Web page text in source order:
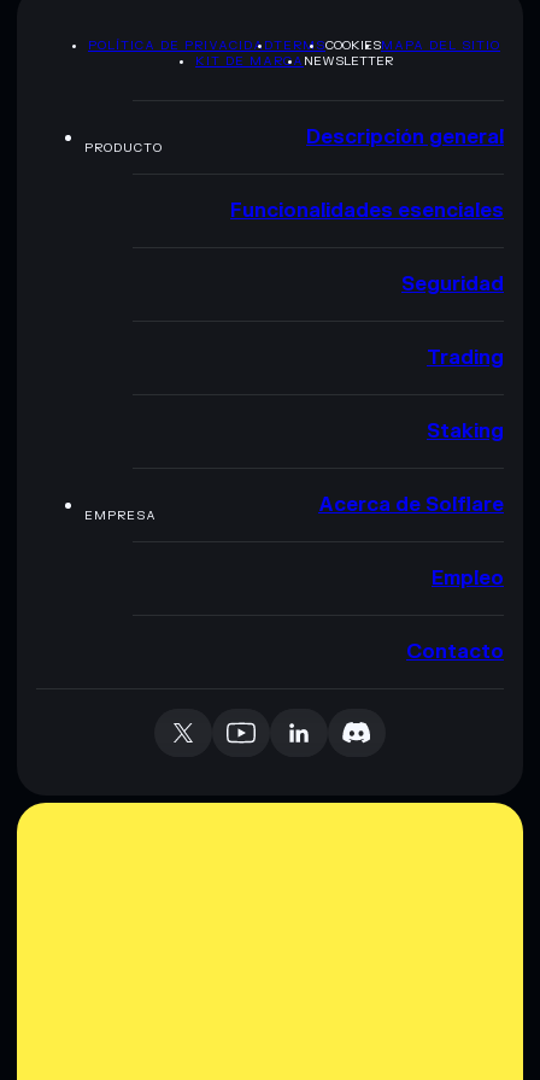
POLÍTICA DE PRIVACIDADTERMSCOOKIESMAPA DEL SITIO
KIT DE MARCA NEWSLETTER
PRODUCTO Descripción general
Funcionalidades esenciales
Seguridad
Trading
Staking
EMPRESA Acerca de Solflare
Empleo
Contacto